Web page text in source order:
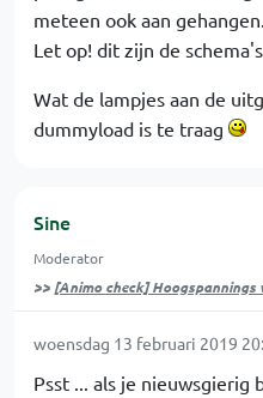
meteen ook aan gehangen.
Let op! dit zijn de
Wat de lampjes aan de
dummyload is te traag
Sine
Moderator
>> [Animo check]
woensdag 13 februari 2019
Psst ... als je nieuwsgierig